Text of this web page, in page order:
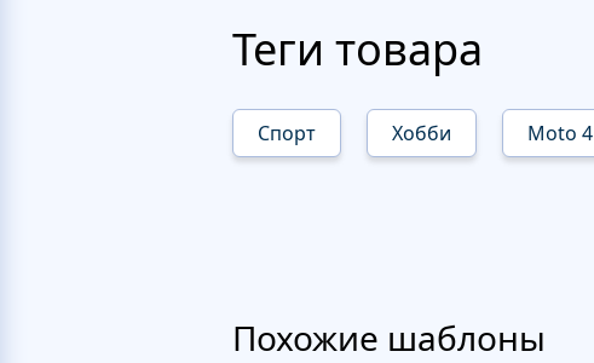
Теги товара
Спорт Хобби Moto 4
Похожие шаблоны